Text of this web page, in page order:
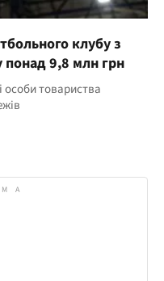
клубу з
9,8 млн грн
особи товариства